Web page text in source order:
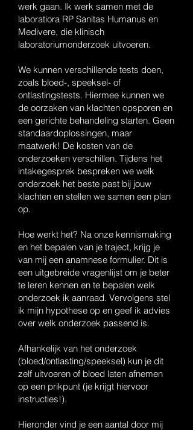
werk gaan. Ik werk samen met de
laboratiora RP Sanitas Humanus en
Medivere, die klinisch
laboratoriumonderzoek uitvoeren.
We kunnen verschillende tests doen,
zoals bloed-, speeksel- of
ontlastingstests. Hiermee kunnen we
de oorzaken van klachten opsporen en
een gerichte behandeling starten. Geen
standaardoplossingen, maar
maatwerk! De kosten van de
onderzoeken verschillen. Tijdens het
intakegesprek bespreken we welk
onderzoek het beste past bij jouw
klachten en stellen we samen een plan
op.
Hoe werkt het? Na onze kennismaking
en het bepalen van je traject, krijg je
van mij een anamnese formulier. Dit is
een uitgebreide vragenlijst om je beter
te leren kennen en te bepalen welk
onderzoek ik aanraad. Vervolgens stel
ik mijn hypothese op en geef ik advies
over welk onderzoek passend is.
Afhankelijk van het onderzoek
(bloed/ontlasting/speeksel) kun je dit
zelf uitvoeren of bloed laten afnemen
op een prikpunt (je krijgt hiervoor
instructies!).
Hieronder vind je een aantal door mij